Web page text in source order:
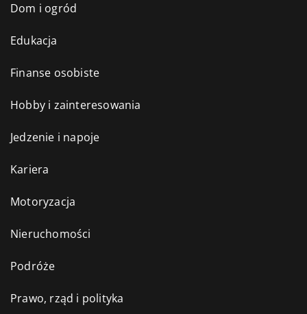
Dom i ogród
Edukacja
Finanse osobiste
Hobby i zainteresowania
Jedzenie i napoje
Kariera
Motoryzacja
Nieruchomości
Podróże
Prawo, rząd i polityka